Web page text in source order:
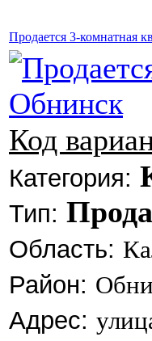
Продается 3-комнатная
Код
Категория:
Тип:
Область:
Район:
Адрес: